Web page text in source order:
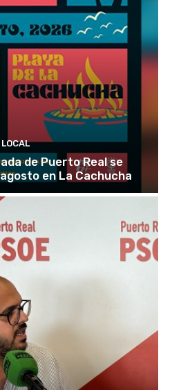
LOCAL
de Puerto Real se
en La Cachucha